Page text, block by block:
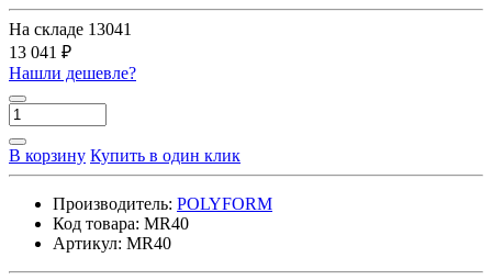
На складе 13041
13 041 ₽
Нашли дешевле?
В корзину Купить в один клик
Производитель: POLYFORM
Код товара: MR40
Артикул: MR40